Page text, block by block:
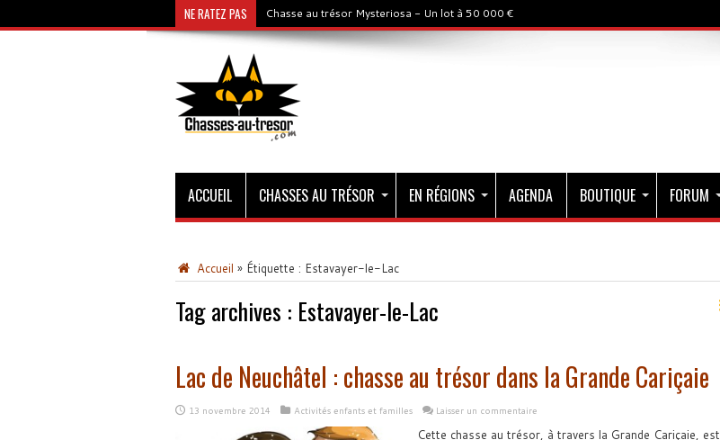
NE RATEZ PAS Chasse au trésor Mysteriosa - Un lot à 50 000 €
ACCUEIL CHASSES AU TRÉSOR EN RÉGIONS AGENDA BOUTIQUE FORUM
Accueil » Étiquette : Estavayer-le-Lac
Tag archives : Estavayer-le-Lac
Lac de Neuchâtel : chasse au trésor dans la Grande Cariçaie
13 novembre 2014 Activités enfants et familles Laisser un commentaire
Cette chasse au trésor, à travers la Grande Cariçaie, est